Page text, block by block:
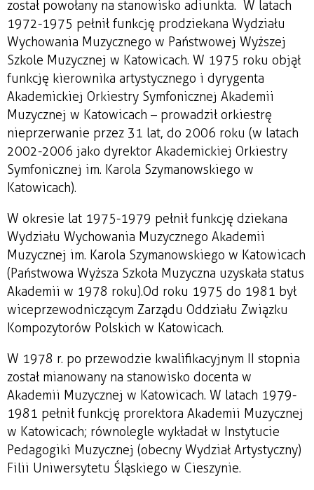
został powołany na stanowisko adiunkta. W latach
1972-1975 pełnił funkcję prodziekana Wydziału
Wychowania Muzycznego w Państwowej Wyższej
Szkole Muzycznej w Katowicach. W 1975 roku objął
funkcję kierownika artystycznego i dyrygenta
Akademickiej Orkiestry Symfonicznej Akademii
Muzycznej w Katowicach – prowadził orkiestrę
nieprzerwanie przez 31 lat, do 2006 roku (w latach
2002-2006 jako dyrektor Akademickiej Orkiestry
Symfonicznej im. Karola Szymanowskiego w
Katowicach).
W okresie lat 1975-1979 pełnił funkcję dziekana
Wydziału Wychowania Muzycznego Akademii
Muzycznej im. Karola Szymanowskiego w Katowicach
(Państwowa Wyższa Szkoła Muzyczna uzyskała status
Akademii w 1978 roku).Od roku 1975 do 1981 był
wiceprzewodniczącym Zarządu Oddziału Związku
Kompozytorów Polskich w Katowicach.
W 1978 r. po przewodzie kwalifikacyjnym II stopnia
został mianowany na stanowisko docenta w
Akademii Muzycznej w Katowicach. W latach 1979-
1981 pełnił funkcję prorektora Akademii Muzycznej
w Katowicach; równolegle wykładał w Instytucie
Pedagogiki Muzycznej (obecny Wydział Artystyczny)
Filii Uniwersytetu Śląskiego w Cieszynie.